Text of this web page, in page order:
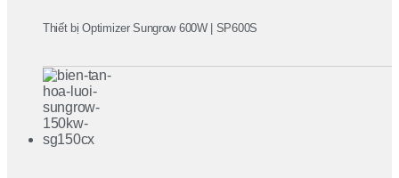
Thiết bị Optimizer Sungrow 600W | SP600S